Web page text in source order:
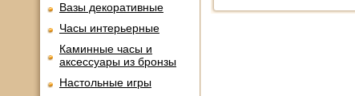
Вазы декоративные
Часы интерьерные
Каминные часы и
аксессуары из бронзы
Настольные игры